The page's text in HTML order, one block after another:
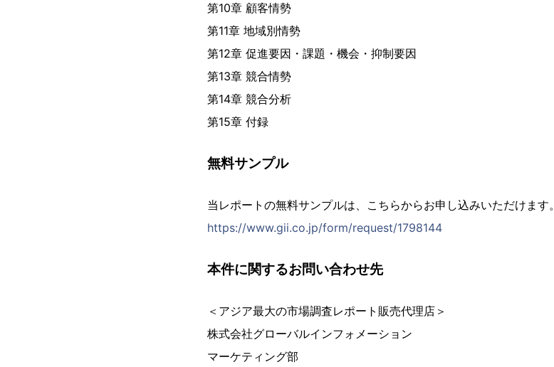
第10章 顧客情勢
第11章 地域別情勢
第12章 促進要因・課題・機会・抑制要因
第13章 競合情勢
第14章 競合分析
第15章 付録
無料サンプル
当レポートの無料サンプルは、こちらからお申し込みいただけます。
https://www.gii.co.jp/form/request/1798144
本件に関するお問い合わせ先
＜アジア最大の市場調査レポート販売代理店＞
株式会社グローバルインフォメーション
マーケティング部